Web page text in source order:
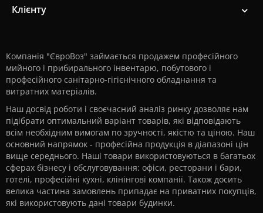
Клієнту
Компанія "ЄвроВоз" займається продажем професійного
мийного і прибирального інвентарю, побутового і
професійного санітарно-гігієнічного обладнання та
витратних матеріалів.
Наш досвід роботи і своєчасний аналіз ринку дозволяє нам
підібрати оптимальний варіант товарів, які відповідають
всім необхідним вимогам по зручності, якістю та ціною. Наш
основний напрямок - професійна продукція в діапазоні цін
вище середнього. Наші товари використовуються в багатьох
сферах бізнесу і обслуговування: офіси, ресторани і бари,
готелі, професійні кухні, клінінгові компанії. Також досить
велика частина замовлень припадає на приватних покупців,
які використовують дані товари будинки.